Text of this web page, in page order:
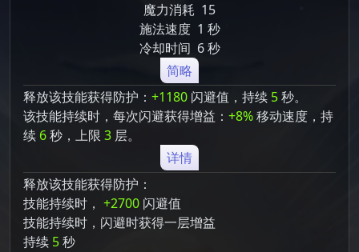
魔力消耗 15
施法速度 1 秒
冷却时间 6 秒
简略
释放该技能获得防护： +1180 闪避值，持续 5秒。
该技能持续时，每次闪避获得增益： +8%移动速度，持
续 6秒，上限 3 层。
详情
释放该技能获得防护：
技能持续时， +2700 闪避值
技能持续时，闪避时获得一层增益
持续 5秒